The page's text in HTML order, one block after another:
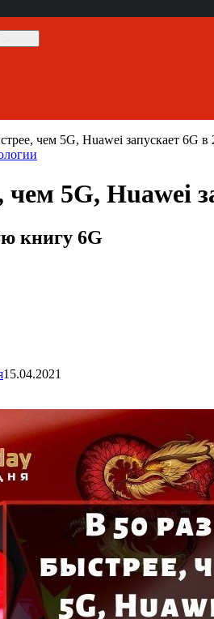
чем 5G, Huawei запускает 6G в
5G, Huawei
книгу 6G
15.04.2021